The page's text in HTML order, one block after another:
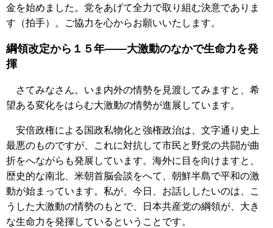
金を始めました。党をあげて全力で取り組む決意でありま
す（拍手）。ご協力を心からお願いいたします。
綱領改定から１５年――大激動のなかで生命力を発
揮
さてみなさん。いま内外の情勢を見渡してみますと、希
望ある変化をはらむ大激動の情勢が進展しています。
安倍政権による国政私物化と強権政治は、文字通り史上
最悪のものですが、これに対抗して市民と野党の共闘が曲
折をへながらも発展しています。海外に目を向けますと、
歴史的な南北、米朝首脳会談をへて、朝鮮半島で平和の激
動が始まっています。私が、今日、お話ししたいのは、こ
うした大激動の情勢のもとで、日本共産党の綱領が、大き
な生命力を発揮しているということです。